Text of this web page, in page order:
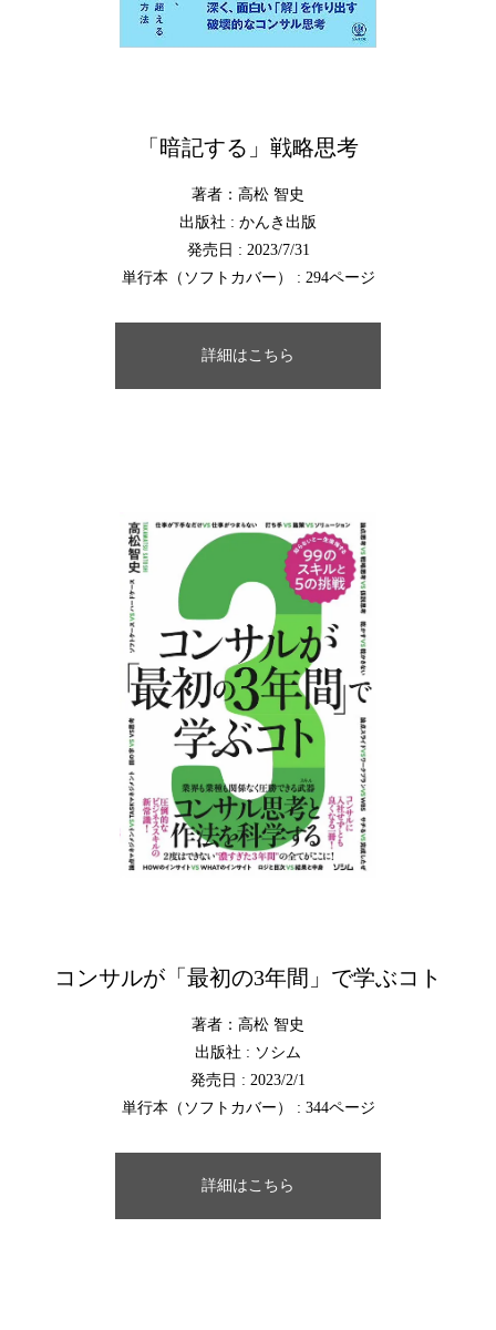
「暗記する」戦略思考
著者：高松 智史
出版社 : かんき出版
発売日 : 2023/7/31
単行本（ソフトカバー） : 294ページ
詳細はこちら
コンサルが「最初の3年間」で学ぶコト
著者：高松 智史
出版社 : ソシム
発売日 : 2023/2/1
単行本（ソフトカバー） : 344ページ
詳細はこちら